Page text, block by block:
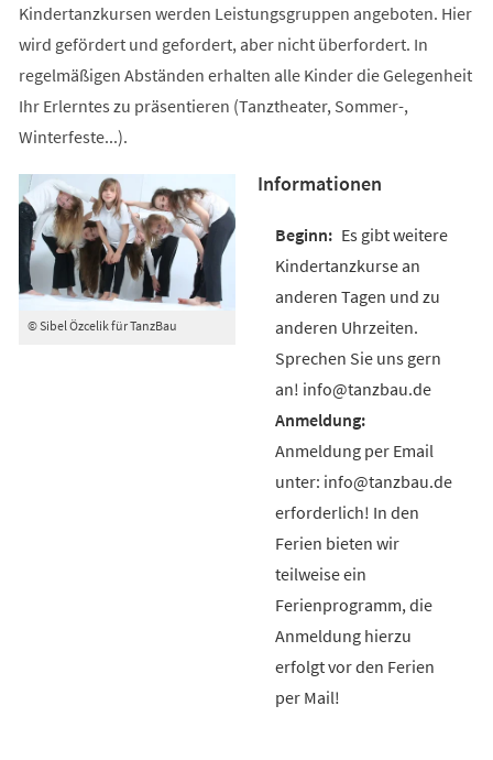
Kindertanzkursen werden Leistungsgruppen angeboten. Hier
wird gefördert und gefordert, aber nicht überfordert. In
regelmäßigen Abständen erhalten alle Kinder die Gelegenheit
Ihr Erlerntes zu präsentieren (Tanztheater, Sommer-,
Winterfeste...).
© Sibel Özcelik für TanzBau
Informationen
Es gibt weitere
Kindertanzkurse an
anderen Tagen und zu
anderen Uhrzeiten.
Sprechen Sie uns gern
an! info@tanzbau.de
Anmeldung per Email
unter: info@tanzbau.de
erforderlich! In den
Ferien bieten wir
teilweise ein
Ferienprogramm, die
Anmeldung hierzu
erfolgt vor den Ferien
per Mail!